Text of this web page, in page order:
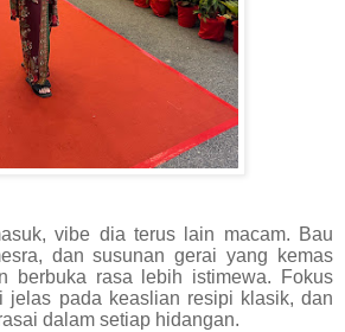
vibe dia terus lain macam. Bau
dan susunan gerai yang kemas
berbuka rasa lebih istimewa. Fokus
jelas pada keaslian resipi klasik, dan
dalam setiap hidangan.